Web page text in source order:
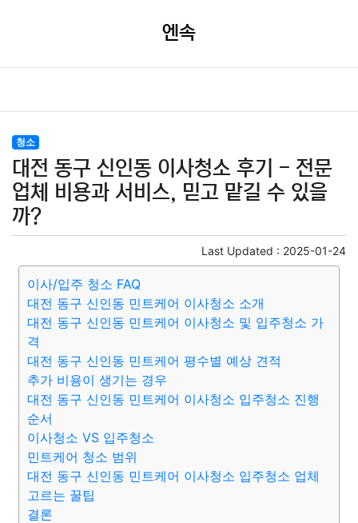
엔속
청소
대전 동구 신인동 이사청소 후기 - 전문
업체 비용과 서비스, 믿고 맡길 수 있을
까?
Last Updated : 2025-01-24
이사/입주 청소 FAQ
대전 동구 신인동 민트케어 이사청소 소개
대전 동구 신인동 민트케어 이사청소 및 입주청소 가
격
대전 동구 신인동 민트케어 평수별 예상 견적
추가 비용이 생기는 경우
대전 동구 신인동 민트케어 이사청소 입주청소 진행
순서
이사청소 VS 입주청소
민트케어 청소 범위
대전 동구 신인동 민트케어 이사청소 입주청소 업체
고르는 꿀팁
결론